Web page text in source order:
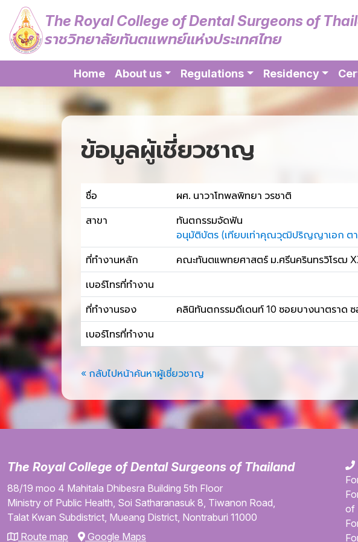
The Royal College of Dental Surgeons of
ราชวิทยาลัยทันตแพทย์แห่งประเทศไทย
Home About us Regulations Residency
ข้อมูลผู้เชี่ยวชาญ
ชื่อ ผศ. นาวาโทพลพิทยา วรชาติ
สาขา
ทันตกรรมจัดฟัน
อนุมัติบัตร (เทียบเท่าคุณวุฒิปริญญาเอก ตา
ที่ทำงานหลัก คณะทันตแพทยศาสตร์ ม.ศรีนครินทรวิโรฒ
เบอร์โทรที่ทำงาน
ที่ทำงานรอง คลินิทันตกรรมดีเดนท์ 10 ซอยบางนาตราด
เบอร์โทรที่ทำงาน
« กลับไปหน้าค้นหาผู้เชี่ยวชาญ
The Royal College of Dental Surgeons of Thailand
88/19 moo 4 Mahitala Dhibesra Building 5th Floor
Ministry of Public Health, Soi Satharanasuk 8, Tiwanon Road,
Talat Kwan Subdistrict, Mueang District, Nontraburi 11000
Route map
Google Maps
of